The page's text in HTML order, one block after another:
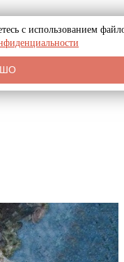
с использованием